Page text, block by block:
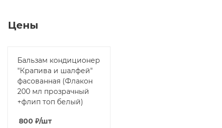
Цены
Бальзам кондиционер
"Крапива и шалфей"
фасованная (Флакон
200 мл прозрачный
+флип топ белый)
800 ₽/шт